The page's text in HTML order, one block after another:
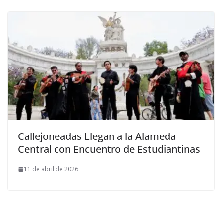
Callejoneadas Llegan a la Alameda
Central con Encuentro de Estudiantinas
11 de abril de 2026